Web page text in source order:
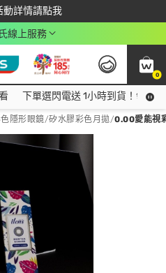
動詳情請點我
最高回饋$350
線上服務
0
下單選閃電送 1小時到貨！領神
隱形眼鏡/矽水膠彩色月拋/0.00愛能視